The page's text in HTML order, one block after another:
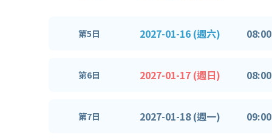
第5日 2027-01-16 (週六) 08:00
第6日 2027-01-17 (週日) 08:00
第7日 2027-01-18 (週一) 09:00